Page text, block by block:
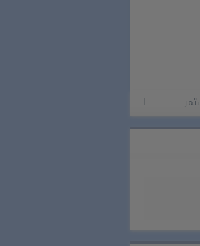
ارتفاع أسعار المواد البترولية.. إطلاق